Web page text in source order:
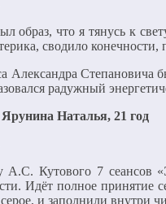
образ, что я тянусь к
сводило
Александра Степановича
радужный
Ярунина Наталья, 21 год
Кутового 7 сеансов
Идёт полное
и заполнили внутри